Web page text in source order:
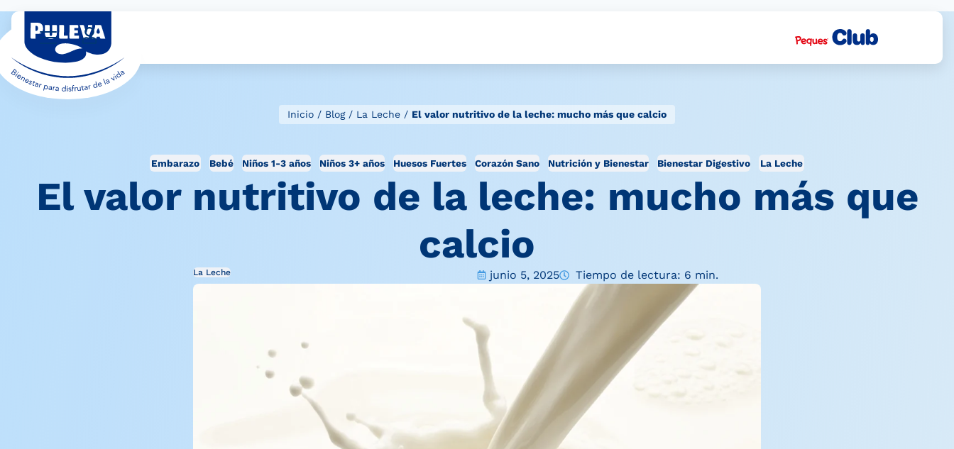
Inicio / Blog/ La Leche / El valor nutritivo de la leche: mucho más que calcio
Embarazo Bebé Niños 1-3 años Niños 3+ años Huesos Fuertes Corazón Sano Nutrición y Bienestar Bienestar Digestivo La Leche
El valor nutritivo de la leche: mucho más que
calcio
La Leche junio 5, 2025 Tiempo de lectura: 6 min.